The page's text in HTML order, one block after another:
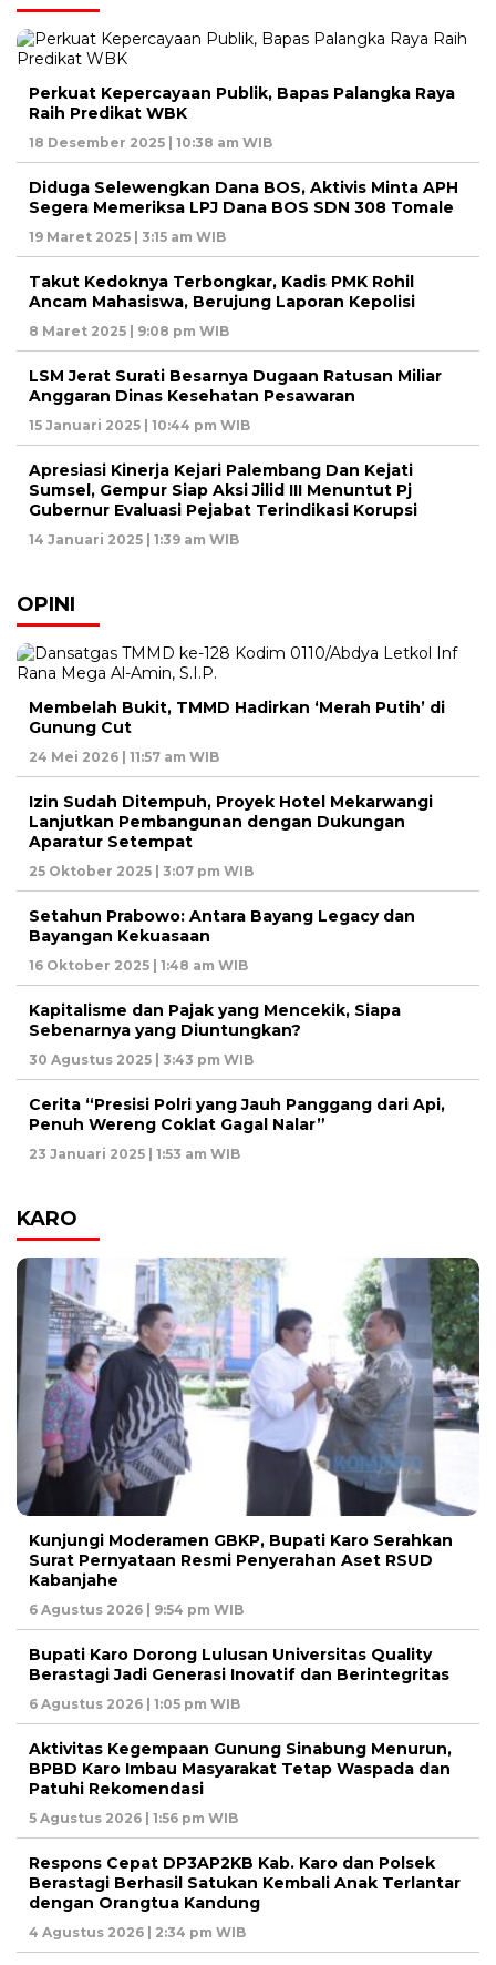
Perkuat Kepercayaan Publik, Bapas Palangka Raya
Raih Predikat WBK
18 Desember 2025 | 10:38 am WIB
Diduga Selewengkan Dana BOS, Aktivis Minta APH
Segera Memeriksa LPJ Dana BOS SDN 308 Tomale
19 Maret 2025 | 3:15 am WIB
Takut Kedoknya Terbongkar, Kadis PMK Rohil
Ancam Mahasiswa, Berujung Laporan Kepolisi
8 Maret 2025 | 9:08 pm WIB
LSM Jerat Surati Besarnya Dugaan Ratusan Miliar
Anggaran Dinas Kesehatan Pesawaran
15 Januari 2025 | 10:44 pm WIB
Apresiasi Kinerja Kejari Palembang Dan Kejati
Sumsel, Gempur Siap Aksi Jilid III Menuntut Pj
Gubernur Evaluasi Pejabat Terindikasi Korupsi
14 Januari 2025 | 1:39 am WIB
OPINI
Membelah Bukit, TMMD Hadirkan ‘Merah Putih’ di
Gunung Cut
24 Mei 2026 | 11:57 am WIB
Izin Sudah Ditempuh, Proyek Hotel Mekarwangi
Lanjutkan Pembangunan dengan Dukungan
Aparatur Setempat
25 Oktober 2025 | 3:07 pm WIB
Setahun Prabowo: Antara Bayang Legacy dan
Bayangan Kekuasaan
16 Oktober 2025 | 1:48 am WIB
Kapitalisme dan Pajak yang Mencekik, Siapa
Sebenarnya yang Diuntungkan?
30 Agustus 2025 | 3:43 pm WIB
Cerita “Presisi Polri yang Jauh Panggang dari Api,
Penuh Wereng Coklat Gagal Nalar”
23 Januari 2025 | 1:53 am WIB
KARO
Kunjungi Moderamen GBKP, Bupati Karo Serahkan
Surat Pernyataan Resmi Penyerahan Aset RSUD
Kabanjahe
6 Agustus 2026 | 9:54 pm WIB
Bupati Karo Dorong Lulusan Universitas Quality
Berastagi Jadi Generasi Inovatif dan Berintegritas
6 Agustus 2026 | 1:05 pm WIB
Aktivitas Kegempaan Gunung Sinabung Menurun,
BPBD Karo Imbau Masyarakat Tetap Waspada dan
Patuhi Rekomendasi
5 Agustus 2026 | 1:56 pm WIB
Respons Cepat DP3AP2KB Kab. Karo dan Polsek
Berastagi Berhasil Satukan Kembali Anak Terlantar
dengan Orangtua Kandung
4 Agustus 2026 | 2:34 pm WIB